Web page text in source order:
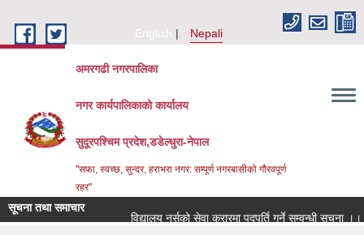
English
Nepali
अमरगढी नगरपालिका
नगर कार्यपालिकाको कार्यालय
सुदूरपश्चिम प्रदेश,डडेल्धुरा-नेपाल
"सफा, स्वच्छ, सुन्दर, हराभरा नगर: सम्पूर्ण नगरबासीको गौरवपूर्ण
रहर"
सूचना तथा समाचार
विद्यालय नर्सको सेवा करारमा पदपूर्ति गर्ने सम्वन्धी सूचना ।।